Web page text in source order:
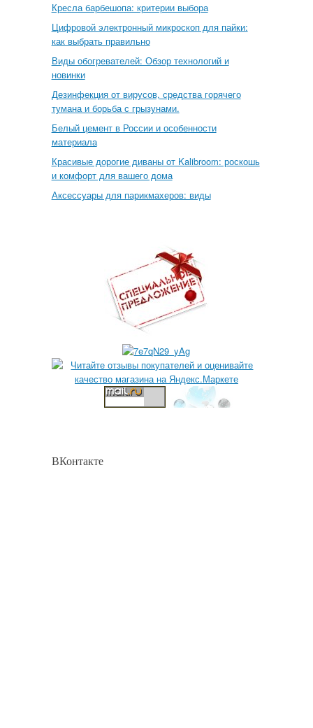
Кресла барбешопа: критерии выбора
Цифровой электронный микроскоп для пайки:
как выбрать правильно
Виды обогревателей: Обзор технологий и
новинки
Дезинфекция от вирусов, средства горячего
тумана и борьба с грызунами.
Белый цемент в России и особенности
материала
Красивые дорогие диваны от Kalibroom: роскошь
и комфорт для вашего дома
Аксессуары для парикмахеров: виды
ВКонтакте